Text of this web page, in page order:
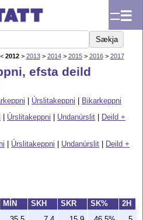
☰
Sækja
< 2012> 2013> 2014> 2015> 2016> 2017
efsta deild
Úrslitakeppni
Bikarkeppni
Úrslitakeppni Undanúrslit
Deild +
Úrslitakeppni Undanúrslit
Deild +
MÍN SKH SKR SK%
2H